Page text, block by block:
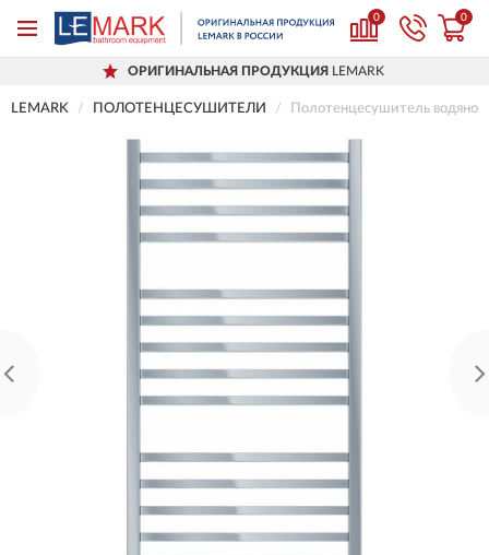
0 0
ОРИГИНАЛЬНАЯ ПРОДУКЦИЯ LEMARK
LEMARK ПОЛОТЕНЦЕСУШИТЕЛИ Полотенцесушитель